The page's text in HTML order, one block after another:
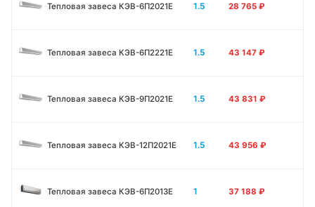
Тепловая завеса КЭВ-6П2021E 1.5 28 765 ₽
Тепловая завеса КЭВ-6П2221E 1.5 43 147 ₽
Тепловая завеса КЭВ-9П2021E 1.5 43 831 ₽
Тепловая завеса КЭВ-12П2021E 1.5 43 956 ₽
Тепловая завеса КЭВ-6П2013E 1 37 188 ₽